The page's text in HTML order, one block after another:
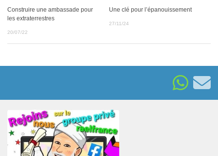
Construire une ambassade pour
les extraterrestres
20/07/22
Une clé pour l’épanouissement
27/11/24